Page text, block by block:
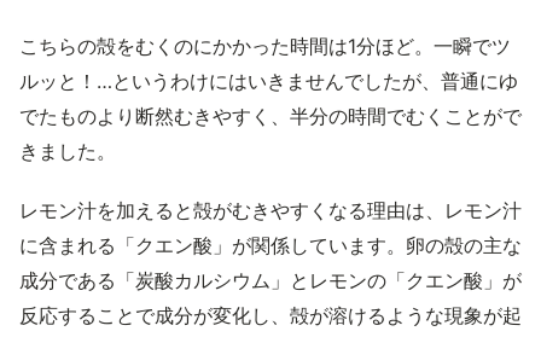
こちらの殻をむくのにかかった時間は1分ほど。一瞬でツ
ルッと！…というわけにはいきませんでしたが、普通にゆ
でたものより断然むきやすく、半分の時間でむくことがで
きました。
レモン汁を加えると殻がむきやすくなる理由は、レモン汁
に含まれる「クエン酸」が関係しています。卵の殻の主な
成分である「炭酸カルシウム」とレモンの「クエン酸」が
反応することで成分が変化し、殻が溶けるような現象が起